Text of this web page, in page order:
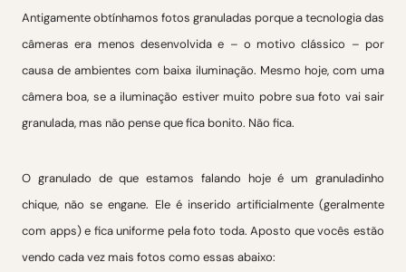
Antigamente obtínhamos fotos granuladas porque a tecnologia das
câmeras era menos desenvolvida e – o motivo clássico – por
causa de ambientes com baixa iluminação. Mesmo hoje, com uma
câmera boa, se a iluminação estiver muito pobre sua foto vai sair
granulada, mas não pense que fica bonito. Não fica.
O granulado de que estamos falando hoje é um granuladinho
chique, não se engane. Ele é inserido artificialmente (geralmente
com apps) e fica uniforme pela foto toda. Aposto que vocês estão
vendo cada vez mais fotos como essas abaixo: